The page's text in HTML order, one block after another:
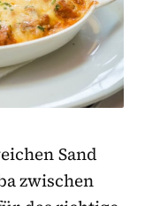
Sand
zwischen